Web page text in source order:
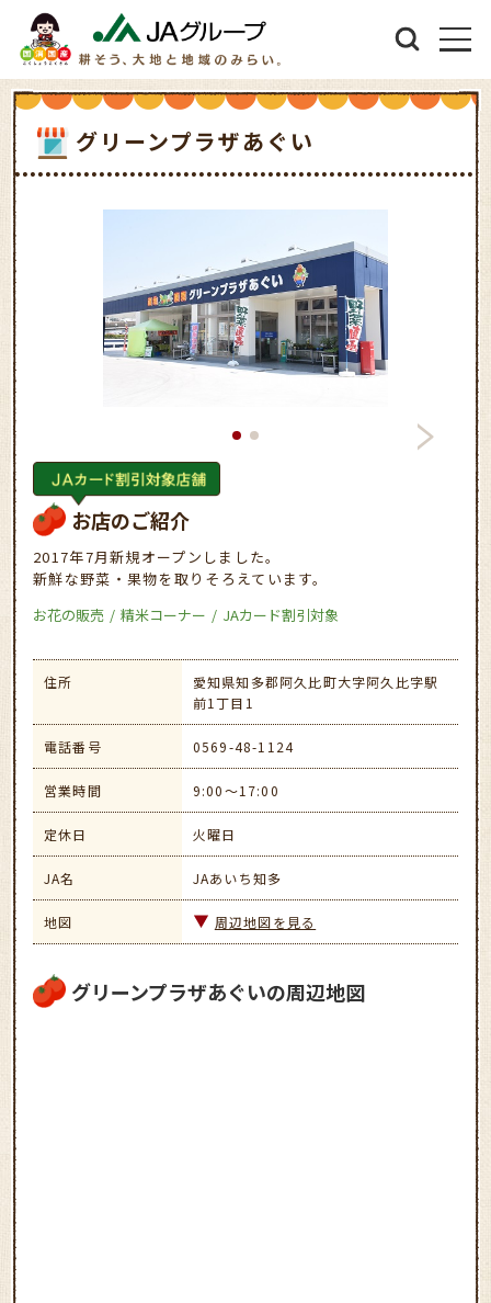
グリーンプラザあぐい
お店のご紹介
2017年7月新規オープンしました。
新鮮な野菜・果物を取りそろえています。
お花の販売
精米コーナー JAカード割引対象
住所
愛知県知多郡阿久比町大字阿久比字駅
前1丁目1
電話番号 0569-48-1124
営業時間 9:00～17:00
定休日 火曜日
JA名 JAあいち知多
地図 周辺地図を見る
グリーンプラザあぐいの周辺地図